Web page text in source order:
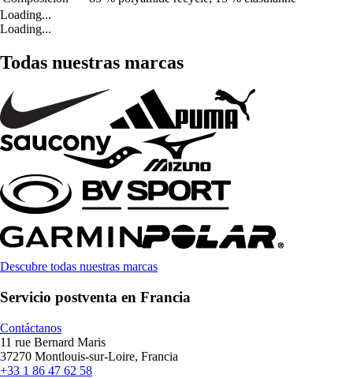
Loading...
Loading...
Todas nuestras marcas
Descubre todas nuestras marcas
Servicio postventa en Francia
Contáctanos
11 rue Bernard Maris
37270 Montlouis-sur-Loire, Francia
+33 1 86 47 62 58